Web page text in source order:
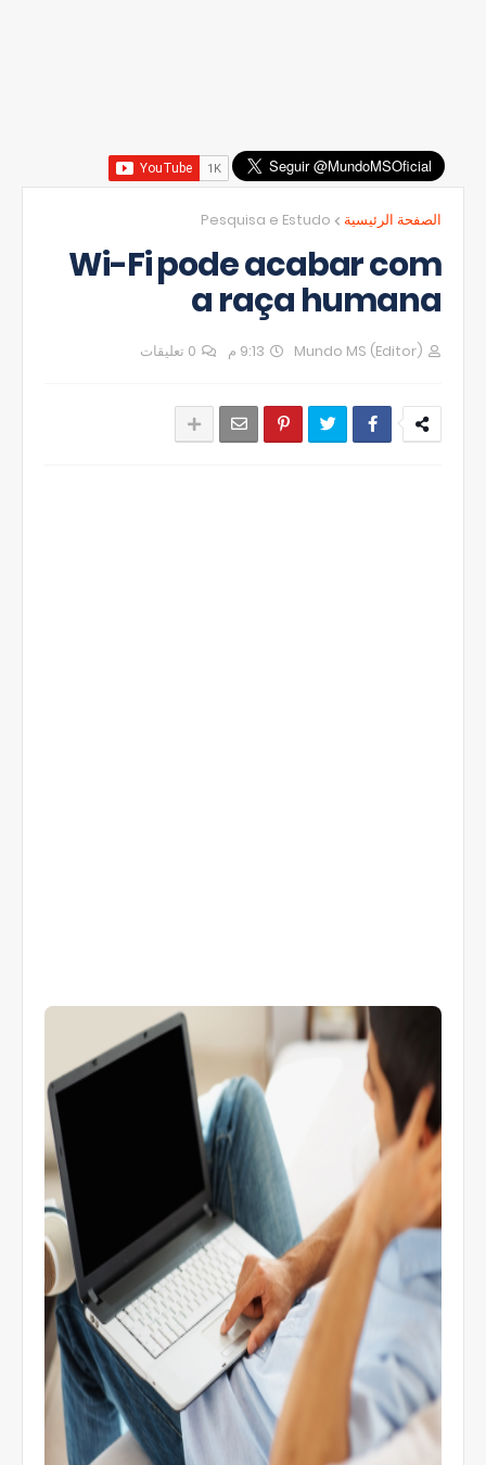
الصفحة الرئيسية Pesquisa e Estudo
Wi-Fi pode acabar com
a raça humana
Mundo MS (Editor) 9:13 م 0 تعليقات